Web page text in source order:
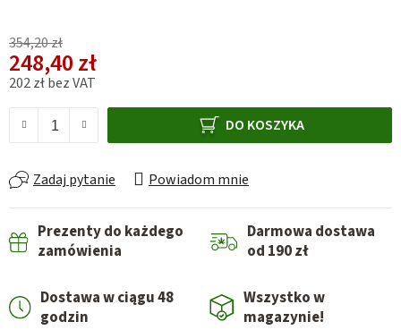
354,20 zł
248,40 zł
202 zł bez VAT
DO KOSZYKA
Zadaj pytanie Powiadom mnie
Prezenty do każdego
zamówienia
Darmowa dostawa
od 190 zł
Dostawa w ciągu 48
godzin
Wszystko w
magazynie!